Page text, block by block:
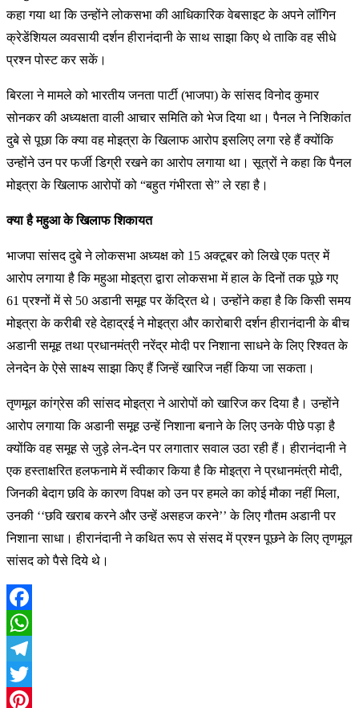
कहा गया था कि उन्होंने लोकसभा की आधिकारिक वेबसाइट के अपने लॉगिन
क्रेडेंशियल व्यवसायी दर्शन हीरानंदानी के साथ साझा किए थे ताकि वह सीधे
प्रश्न पोस्ट कर सकें।
बिरला ने मामले को भारतीय जनता पार्टी (भाजपा) के सांसद विनोद कुमार
सोनकर की अध्यक्षता वाली आचार समिति को भेज दिया था। पैनल ने निशिकांत
दुबे से पूछा कि क्या वह मोइत्रा के खिलाफ आरोप इसलिए लगा रहे हैं क्योंकि
उन्होंने उन पर फर्जी डिग्री रखने का आरोप लगाया था। सूत्रों ने कहा कि पैनल
मोइत्रा के खिलाफ आरोपों को “बहुत गंभीरता से” ले रहा है।
क्या है महुआ के खिलाफ शिकायत
भाजपा सांसद दुबे ने लोकसभा अध्यक्ष को 15 अक्टूबर को लिखे एक पत्र में
आरोप लगाया है कि महुआ मोइत्रा द्वारा लोकसभा में हाल के दिनों तक पूछे गए
61 प्रश्नों में से 50 अडानी समूह पर केंद्रित थे। उन्होंने कहा है कि किसी समय
मोइत्रा के करीबी रहे देहाद्रई ने मोइत्रा और कारोबारी दर्शन हीरानंदानी के बीच
अडानी समूह तथा प्रधानमंत्री नरेंद्र मोदी पर निशाना साधने के लिए रिश्वत के
लेनदेन के ऐसे साक्ष्य साझा किए हैं जिन्हें खारिज नहीं किया जा सकता।
तृणमूल कांग्रेस की सांसद मोइत्रा ने आरोपों को खारिज कर दिया है। उन्होंने
आरोप लगाया कि अडानी समूह उन्हें निशाना बनाने के लिए उनके पीछे पड़ा है
क्योंकि वह समूह से जुड़े लेन-देन पर लगातार सवाल उठा रही हैं। हीरानंदानी ने
एक हस्ताक्षरित हलफनामे में स्वीकार किया है कि मोइत्रा ने प्रधानमंत्री मोदी,
जिनकी बेदाग छवि के कारण विपक्ष को उन पर हमले का कोई मौका नहीं मिला,
उनकी ‘‘छवि खराब करने और उन्हें असहज करने’’ के लिए गौतम अडानी पर
निशाना साधा। हीरानंदानी ने कथित रूप से संसद में प्रश्न पूछने के लिए तृणमूल
सांसद को पैसे दिये थे।
Facebook
WhatsApp
Telegram
Twitter